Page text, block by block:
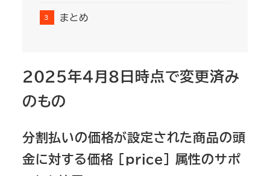
まとめ
2025年4月8日時点で変更済み
のもの
分割払いの価格が設定された商品の頭
金に対する価格 [price] 属性のサポ